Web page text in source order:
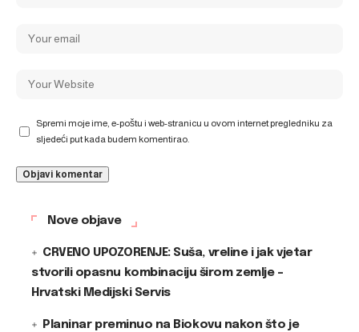
Spremi moje ime, e-poštu i web-stranicu u ovom internet pregledniku za
sljedeći put kada budem komentirao.
Nove objave
CRVENO UPOZORENJE: Suša, vreline i jak vjetar
stvorili opasnu kombinaciju širom zemlje –
Hrvatski Medijski Servis
Planinar preminuo na Biokovu nakon što je